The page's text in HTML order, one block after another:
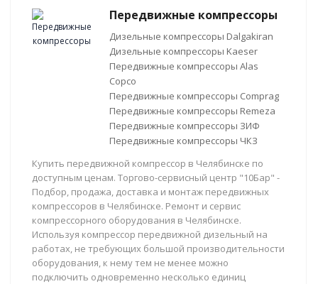
Передвижные компрессоры
Дизельные компрессоры Dalgakiran
Дизельные компрессоры Kaeser
Передвижные компрессоры Alas
Copco
Передвижные компрессоры Comprag
Передвижные компрессоры Remeza
Передвижные компрессоры ЗИФ
Передвижные компрессоры ЧКЗ
Купить передвижной компрессор в Челябинске по
доступным ценам. Торгово-сервисный центр "10Бар" -
Подбор, продажа, доставка и монтаж передвижных
компрессоров в Челябинске. Ремонт и сервис
компрессорного оборудования в Челябинске.
Используя компрессор передвижной дизельный на
работах, не требующих большой производительности
оборудования, к нему тем не менее можно
подключить одновременно несколько единиц